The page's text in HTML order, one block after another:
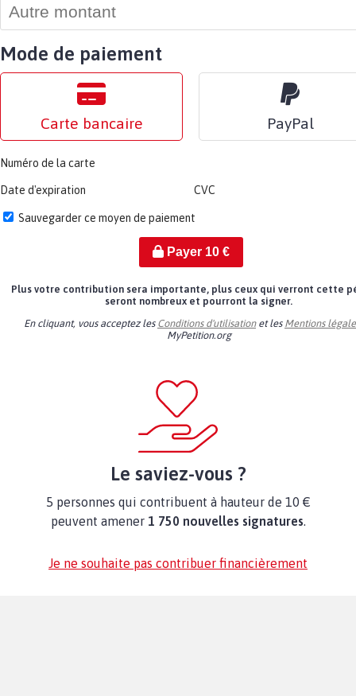
Mode de paiement
Carte bancaire PayPal
Numéro de la carte
Date d'expiration CVC
Sauvegarder ce moyen de paiement
Payer 10€
Plus votre contribution sera importante, plus ceux qui verront cette
seront nombreux et pourront la signer.
En cliquant, vous acceptez les Conditions d'utilisationet les Mentions
MyPetition.org
Le saviez-vous ?
5 personnes qui contribuent à hauteur de 10 €
peuvent amener 1 750 nouvelles signatures.
Je ne souhaite pas contribuer financièrement